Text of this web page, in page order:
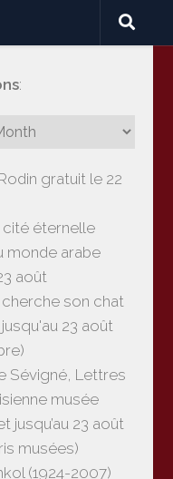
voyages
:
gratuit le 22
éternelle
monde arabe
août
cherche son chat
23 août
Sévigné, Lettres
musée
jusqu’au 23 août
musées)
(1924-2007)